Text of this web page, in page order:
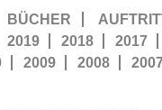
BÜCHER
2019 2018
2017
2009 2008